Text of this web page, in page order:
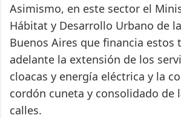
Asimismo, en este sector el
Hábitat y Desarrollo Urbano de
Buenos Aires que financia estos
adelante la extensión de los
cloacas y energía eléctrica y la
cordón cuneta y consolidado de
calles.